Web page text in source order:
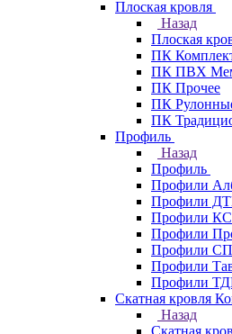
Плоская кровля
Назад
Плоская
ПК
ПК ПВХ
ПК Прочее
ПК
ПК
Профиль
Назад
Профиль
Профили
Профили
Профили
Профили
Профили
Профили
Профили
Скатная кровля
Назад
Скатная